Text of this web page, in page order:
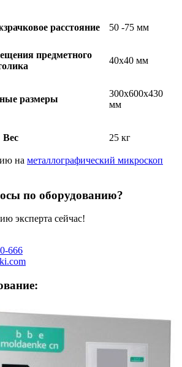
расстояние 50 -75 мм
предметного
40х40 мм
размеры
300х600х430
мм
Вес 25 кг
на металлографический микроскоп
по оборудованию?
эксперта сейчас!
666